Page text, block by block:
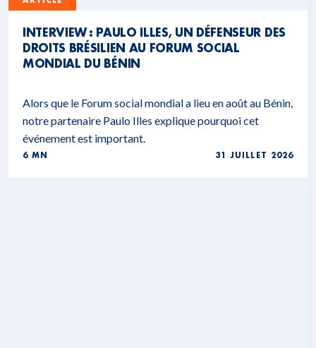
INTERVIEW : PAULO ILLES, UN DÉFENSEUR DES
DROITS BRÉSILIEN AU FORUM SOCIAL
MONDIAL DU BÉNIN
Alors que le Forum social mondial a lieu en août au Bénin,
notre partenaire Paulo Illes explique pourquoi cet
événement est important.
6 MN 31 JUILLET 2026